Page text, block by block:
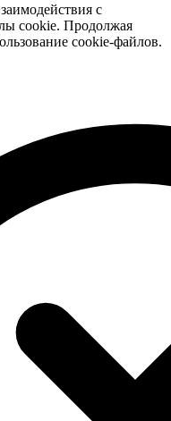
с
cookie. Продолжая
cookie-файлов.